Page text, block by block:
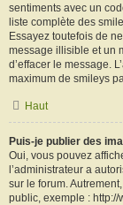
sentiments avec un
liste complète des
Essayez toutefois de
message illisible et un
d’effacer le message.
maximum de smileys
Haut
Puis-je publier des
Oui, vous pouvez
l’administrateur a
sur le forum.
public, exemple :